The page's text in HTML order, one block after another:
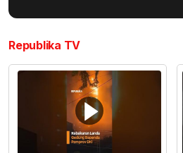
Republika TV